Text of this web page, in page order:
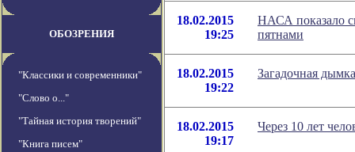
ОБОЗРЕНИЯ
"Классики и современники"
"Слово о..."
"Тайная история творений"
"Книга писем"
18.02.2015
19:25
НАСА показало
пятнами
18.02.2015
19:22
Загадочная
18.02.2015
19:17
Через 10 лет